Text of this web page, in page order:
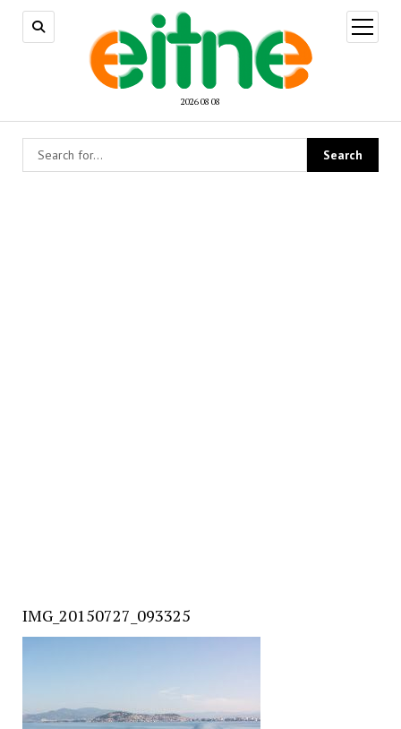
2026 08 08
open
menu
IMG_20150727_093325